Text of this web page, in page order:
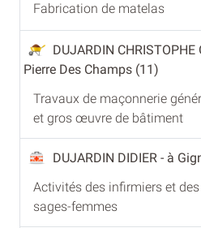
Fabrication de matelas
DUJARDIN CHRISTOPHE
Pierre Des Champs (11)
Travaux de maçonnerie
et gros œuvre de bâtiment
DUJARDIN DIDIER - à
Activités des infirmiers et des
sages-femmes